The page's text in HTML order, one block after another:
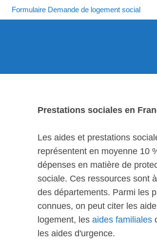
Formulaire Demande de logement social
Prestations sociales en
Les aides et prestations
représentent en moyenne 10
dépenses en matière de
sociale. Ces ressources sont
des départements. Parmi les
connues, on peut citer les
logement, les aides familiales
les aides d'urgence.